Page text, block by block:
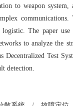
to weapon system,
The paper
to analyze the
Decentralized Test
detection.